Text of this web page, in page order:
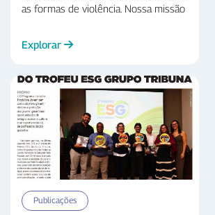
as formas de violência. Nossa missão
visem superar a exclusão, evasão e
desigualdades educacionais.Acredito
valor para todos nós,
proporcionando insights e inspiração
para futuras iniciativas.
Explorar
Publicações